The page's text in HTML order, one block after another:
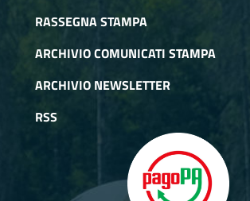
RASSEGNA STAMPA
ARCHIVIO COMUNICATI STAMPA
ARCHIVIO NEWSLETTER
RSS